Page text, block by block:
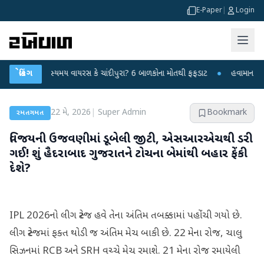
E-Paper Login
બ્રેકિંગ
રહસ્યમય વાયરસ કે ચાંદીપુરા? 6 બાળકોના મોતથી ફફડાટ ● હવામાન વિભાગે 18
રમતગમત 22 મે, 2026 Super Admin Bookmark
વિજયની ઉજવણીમાં ડૂબેલી જીટી, એસઆરએચથી ડરી
ગઈ! શું હૈદરાબાદ ગુજરાતને ટોચના બેમાંથી બહાર ફેંકી
દેશે?
IPL 2026નો લીગ સ્ટેજ હવે તેના અંતિમ તબક્કામાં પહોંચી ગયો છે.
લીગ સ્ટેજમાં ફક્ત થોડી જ અંતિમ મેચ બાકી છે. 22 મેના રોજ, ચાલુ
સિઝનમાં RCB અને SRH વચ્ચે મેચ રમાશે. 21 મેના રોજ રમાયેલી